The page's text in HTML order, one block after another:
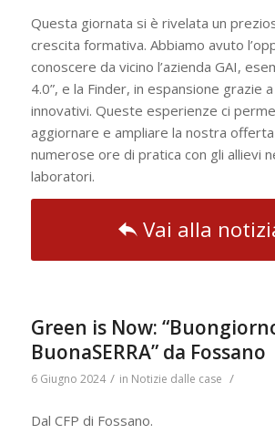
Questa giornata si è rivelata un
crescita formativa. Abbiamo avuto
conoscere da vicino l’azienda GAI,
4.0”, e la Finder, in espansione grazie
innovativi. Queste esperienze ci
aggiornare e ampliare la nostra
numerose ore di pratica con gli allievi
laboratori.
Vai alla
Green is Now:
BuonaSERRA” da Fossano
6 Giugno 2024 / in Notizie dalle case /
Dal CFP di Fossano.